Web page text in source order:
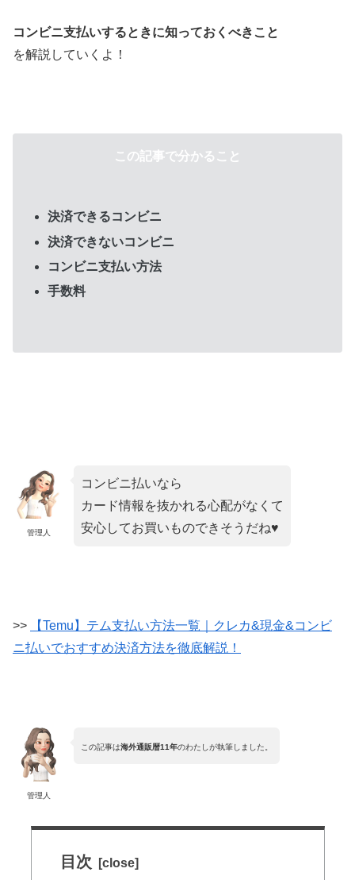
コンビニ支払いするときに知っておくべきこと
を解説していくよ！
この記事で分かること
決済できるコンビニ
決済できないコンビニ
コンビニ支払い方法
手数料
管理人
コンビニ払いなら
カード情報を抜かれる心配がなくて
安心してお買いものできそうだね♥
>>
【Temu】テム支払い方法一覧｜クレカ&現金&コンビ
ニ払いでおすすめ決済方法を徹底解説！
管理人
この記事は海外通販暦11年のわたしが執筆しました。
目次